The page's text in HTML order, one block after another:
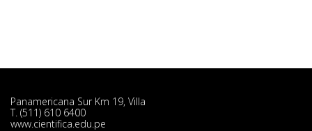
Panamericana Sur Km 19, Villa
T. (511) 610 6400
www.cientifica.edu.pe